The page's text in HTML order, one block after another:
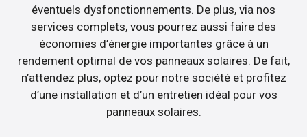
éventuels dysfonctionnements. De plus, via nos
services complets, vous pourrez aussi faire des
économies d’énergie importantes grâce à un
rendement optimal de vos panneaux solaires. De fait,
n’attendez plus, optez pour notre société et profitez
d’une installation et d’un entretien idéal pour vos
panneaux solaires.